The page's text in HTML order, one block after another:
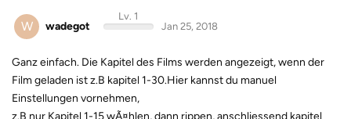
W wadegot
Lv. 1
Jan 25, 2018
Ganz einfach. Die Kapitel des Films werden angezeigt, wenn der
Film geladen ist z.B kapitel 1-30.Hier kannst du manuel
Einstellungen vornehmen,
z.B nur Kapitel 1-15 wÃ¤hlen, dann rippen, anschliessend kapitel